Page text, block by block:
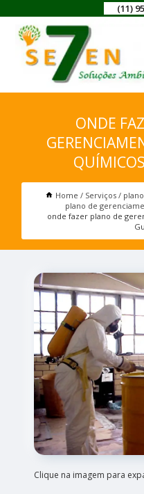
(11)
ONDE
Home Serviços
plano de
onde fazer plano de
Clique na imagem para